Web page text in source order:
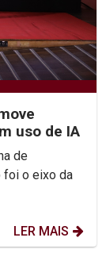
uso de IA
de
foi o eixo da
LER MAIS